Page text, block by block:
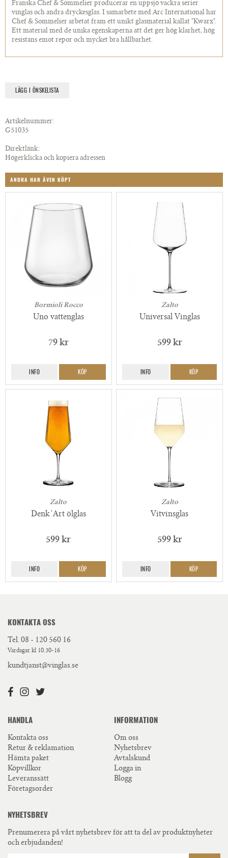
Franska Chef & Sommelier producerar en uppsjö vackra serier
vinglas och andra dryckesglas. I samarbete med Arc International har
Chef & Sommelier arbetat fram ett unikt glasmaterial kallat "Kwarx".
Ett material med de unika egenskaperna att det ger hög klarhet, hög
resistans emot repor och mycket bra hållbarhet.
LÄGG I ÖNSKELISTA
Artikelnummer:
G51035
Direktlänk:
Högerklicka och kopiera adressen
ANDRA HAR ÄVEN KÖPT
Bormioli Rocco
Uno vattenglas
79 kr
INFO KÖP
Zalto
Universal Vinglas
599 kr
INFO KÖP
Zalto
Denk`Art ölglas
599 kr
INFO KÖP
Zalto
Vitvinsglas
599 kr
INFO KÖP
KONTAKTA OSS
Tel. 08 - 120 560 16
Vardagar kl 10.30-16
kundtjanst@vinglas.se
HANDLA
Kontakta oss
Retur & reklamation
Hämta paket
Köpvillkor
Leveranssätt
Företagsorder
INFORMATION
Om oss
Nyhetsbrev
Avtalskund
Logga in
Blogg
NYHETSBREV
Prenumerera på vårt nyhetsbrev för att ta del av produktnyheter
och erbjudanden!